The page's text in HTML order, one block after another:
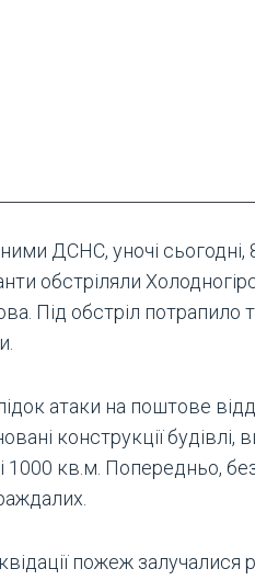
ДСНС, уночі сьогодні,
обстріляли
Під обстріл потрапило
атаки на поштове
конструкції
1000 кв.м. Попередньо,
пожеж залучалися